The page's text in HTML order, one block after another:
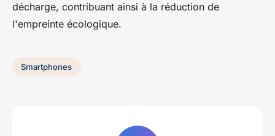
décharge, contribuant ainsi à la réduction de
l'empreinte écologique.
Smartphones